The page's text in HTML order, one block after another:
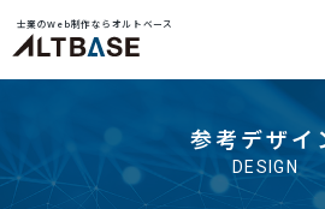
士業のWeb制作ならオルトベース
参考デザイ
DESIGN